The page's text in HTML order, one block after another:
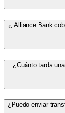
¿ Alliance Bank
¿Cuánto tarda
¿Puedo enviar